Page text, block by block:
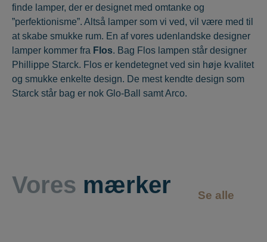
finde lamper, der er designet med omtanke og
”perfektionisme”. Altså lamper som vi ved, vil være med til
at skabe smukke rum. En af vores udenlandske designer
lamper kommer fra Flos. Bag Flos lampen står designer
Phillippe Starck. Flos er kendetegnet ved sin høje kvalitet
og smukke enkelte design. De mest kendte design som
Starck står bag er nok Glo-Ball samt Arco.
Vores mærker Se alle